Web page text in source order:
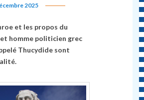
2025
et les propos du
homme politicien grec
Thucydide sont